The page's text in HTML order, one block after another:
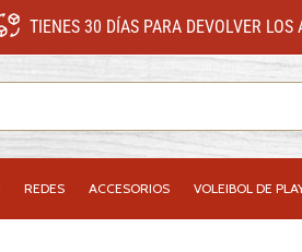
TIENES 30 DÍAS PARA DEVOLVER LOS
REDES ACCESORIOS VOLEIBOL DE